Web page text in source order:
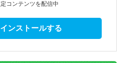
コンテンツを配信中
ンストールする